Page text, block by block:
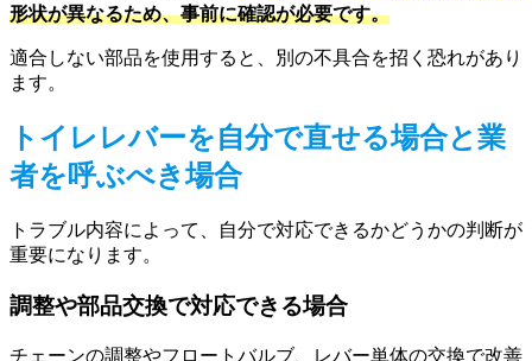
形状が異なるため、事前に確認が必要です。
適合しない部品を使用すると、別の不具合を招く恐れがあり
ます。
トイレレバーを自分で直せる場合と業
者を呼ぶべき場合
トラブル内容によって、自分で対応できるかどうかの判断が
重要になります。
調整や部品交換で対応できる場合
チェーンの調整やフロートバルブ、レバー単体の交換で改善